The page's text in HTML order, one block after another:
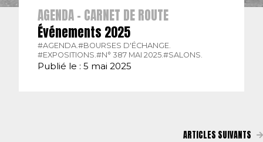
AGENDA - CARNET DE ROUTE
Événements 2025
#AGENDA. #BOURSES D'ÉCHANGE.
#EXPOSITIONS. #N° 387 MAI 2025. #SALONS.
Publié le : 5 mai 2025
ARTICLES SUIVANTS